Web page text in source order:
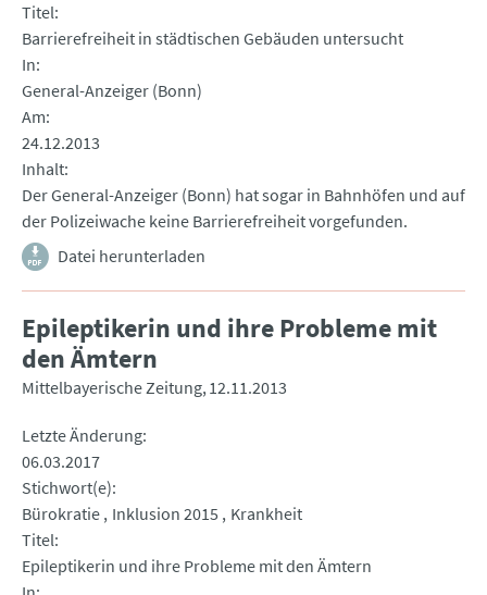
Titel
Barrierefreiheit in städtischen Gebäuden untersucht
In
General-Anzeiger (Bonn)
Am
24.12.2013
Inhalt
Der General-Anzeiger (Bonn) hat sogar in Bahnhöfen und auf
der Polizeiwache keine Barrierefreiheit vorgefunden.
Datei herunterladen
Epileptikerin und ihre Probleme mit
den Ämtern
Mittelbayerische Zeitung 12.11.2013
Letzte Änderung
06.03.2017
Stichwort(e)
Bürokratie Inklusion 2015
Krankheit
Titel
Epileptikerin und ihre Probleme mit den Ämtern